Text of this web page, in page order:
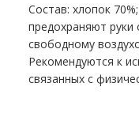
Состав: хлопок
предохраняют руки
свободному
Рекомендуются к
связанных с